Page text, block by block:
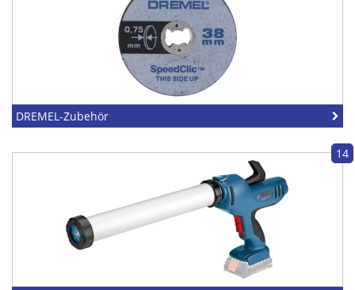
DREMEL-Zubehör
14